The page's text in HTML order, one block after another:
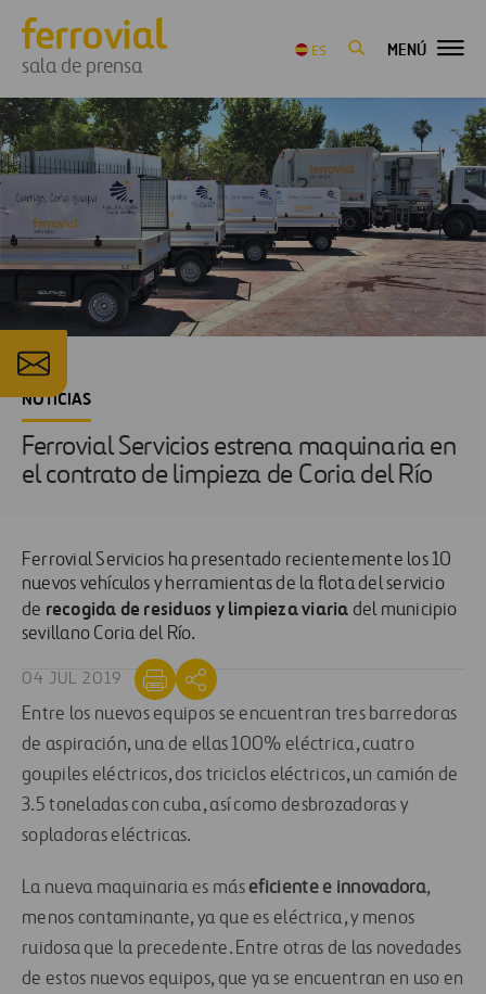
sala de prensa
ES MENÚ
NOTICIAS
Ferrovial Servicios estrena maquinaria en
el contrato de limpieza de Coria del Río
Ferrovial Servicios ha presentado recientemente los 10
nuevos vehículos y herramientas de la flota del servicio
de recogida de residuos y limpieza viaria del municipio
sevillano Coria del Río.
04 JUL 2019
Entre los nuevos equipos se encuentran tres barredoras
de aspiración, una de ellas 100% eléctrica, cuatro
goupiles eléctricos, dos triciclos eléctricos, un camión de
3.5 toneladas con cuba, así como desbrozadoras y
sopladoras eléctricas.
La nueva maquinaria es más eficiente e innovadora,
menos contaminante, ya que es eléctrica, y menos
ruidosa que la precedente. Entre otras de las novedades
de estos nuevos equipos, que ya se encuentran en uso en